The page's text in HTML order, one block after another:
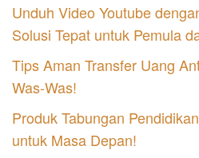
Unduh Video Youtube
Solusi Tepat untuk Pemula
Tips Aman Transfer Uang
Was-Was!
Produk Tabungan
untuk Masa Depan!